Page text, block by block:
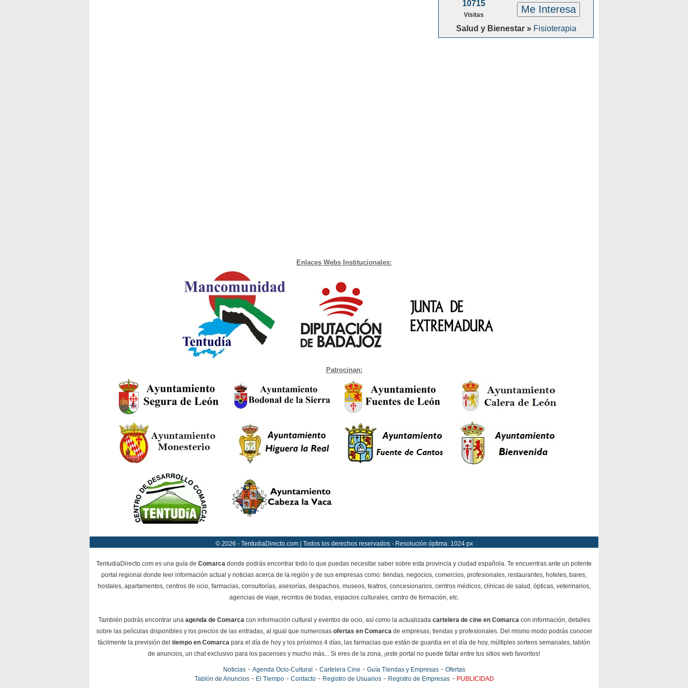
10715
Visitas Me Interesa
Salud y Bienestar » Fisioterapia
Enlaces Webs Institucionales:
Patrocinan:
© 2026 - TentudiaDirecto.com | Todos los derechos reservados - Resolución óptima: 1024 px
TentudiaDirecto.com es una guía de Comarca donde podrás encontrar todo lo que puedas necesitar saber sobre esta provincia y ciudad española. Te encuentras ante un potente
portal regional donde leer información actual y noticias acerca de la región y de sus empresas como: tiendas, negocios, comercios, profesionales, restaurantes, hoteles, bares,
hostales, apartamentos, centros de ocio, farmacias, consultorías, asesorías, despachos, museos, teatros, concesionarios, centros médicos, clínicas de salud, ópticas, veterinarios,
agencias de viaje, recintos de bodas, espacios culturales, centro de formación, etc.
También podrás encontrar una agenda de Comarcacon información cultural y eventos de ocio, así como la actualizada cartelera de cine en Comarcacon información, detalles
sobre las películas disponibles y los precios de las entradas, al igual que numerosas ofertas en Comarcade empresas, tiendas y profesionales. Del mismo modo podrás conocer
fácilmente la previsión del tiempo en Comarca para el día de hoy y los próximos 4 días, las farmacias que están de guardia en el día de hoy, múltiples sorteos semanales, tablón
de anuncios, un chat exclusivo para los pacenses y mucho más... Si eres de la zona, ¡este portal no puede faltar entre tus sitios web favoritos!
Noticias- Agenda Ocio-Cultural - Cartelera Cine - Guía Tiendas y Empresas- Ofertas
Tablón de Anuncios- El Tiempo- Contacto- Registro de Usuarios- Registro de Empresas- PUBLICIDAD